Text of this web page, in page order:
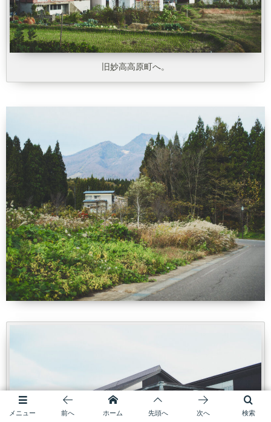
旧妙高高原町へ。
メニュー 検索
前へ ホーム 先頭へ 次へ